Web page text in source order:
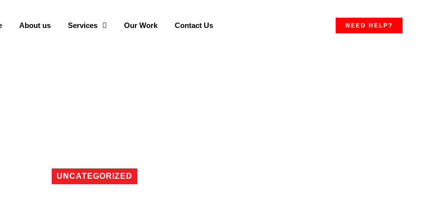
About us Services Our Work Contact Us NEED HELP?
UNCATEGORIZED